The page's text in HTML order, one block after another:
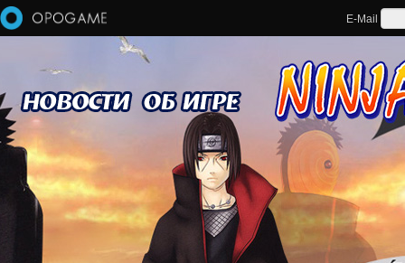
Перейти к основному содержанию
E-Mail